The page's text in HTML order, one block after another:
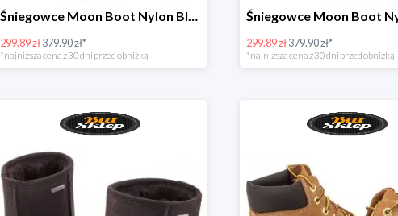
Śniegowce Moon Boot Nylon Black Kids
299.89 zł379.90 zł*
*najniższa cena z 30 dni przed obniżką
299.89 zł379.90 zł*
*najniższa cena z 30 dni przed obniżką